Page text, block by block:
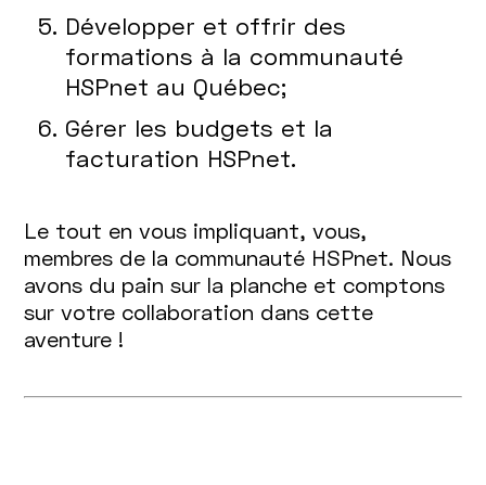
Développer et offrir des
formations à la communauté
HSPnet au Québec;
Gérer les budgets et la
facturation HSPnet.
Le tout en vous impliquant, vous,
membres de la communauté HSPnet. Nous
avons du pain sur la planche et comptons
sur votre collaboration dans cette
aventure !